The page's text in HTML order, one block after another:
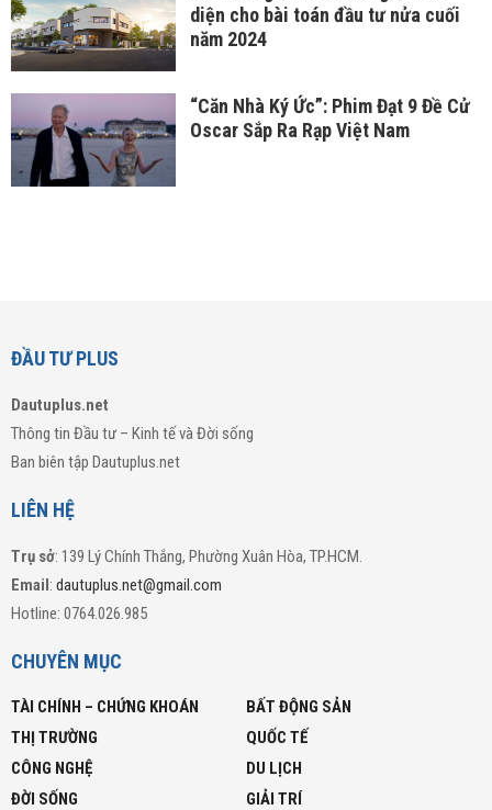
diện cho bài toán đầu tư nửa cuối
năm 2024
“Căn Nhà Ký Ức”: Phim Đạt 9 Đề Cử
Oscar Sắp Ra Rạp Việt Nam
ĐẦU TƯ PLUS
Dautuplus.net
Thông tin Đầu tư – Kinh tế và Đời sống
Ban biên tập Dautuplus.net
LIÊN HỆ
Trụ sở: 139 Lý Chính Thắng, Phường Xuân Hòa, TP.HCM.
Email: dautuplus.net@gmail.com
Hotline: 0764.026.985
CHUYÊN MỤC
TÀI CHÍNH – CHỨNG KHOÁN
BẤT ĐỘNG SẢN
THỊ TRƯỜNG
QUỐC TẾ
CÔNG NGHỆ
DU LỊCH
ĐỜI SỐNG
GIẢI TRÍ